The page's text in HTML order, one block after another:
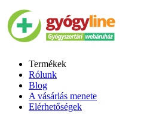
Termékek
Rólunk
Blog
A vásárlás menete
Elérhetőségek